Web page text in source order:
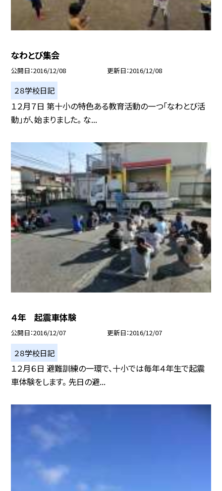
なわとび集会
公開日 2016/12/08 更新日 2016/12/08
２８学校日記
１２月７日 第十小の特色ある教育活動の一つ「なわとび活
動」が、始まりました。 な...
４年 起震車体験
公開日 2016/12/07 更新日 2016/12/07
２８学校日記
１２月６日 避難訓練の一環で、十小では毎年４年生で起震
車体験をします。 先日の避...